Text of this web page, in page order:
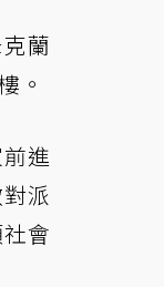
蘭
。
進
派
會